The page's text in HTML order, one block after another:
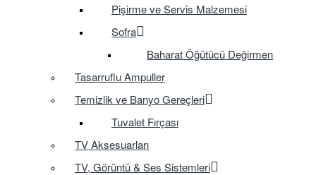
Pişirme ve Servis Malzemesi
Sofra
Baharat Öğütücü Değirmen
Tasarruflu Ampuller
Temizlik ve Banyo Gereçleri
Tuvalet Fırçası
TV Aksesuarları
TV, Görüntü & Ses Sistemleri